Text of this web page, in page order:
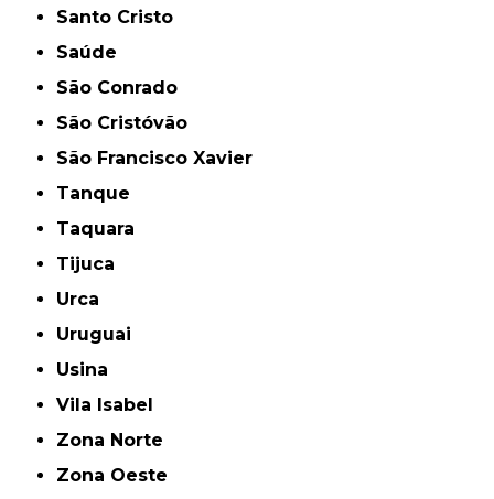
Santo Cristo
Saúde
São Conrado
São Cristóvão
São Francisco Xavier
Tanque
Taquara
Tijuca
Urca
Uruguai
Usina
Vila Isabel
Zona Norte
Zona Oeste